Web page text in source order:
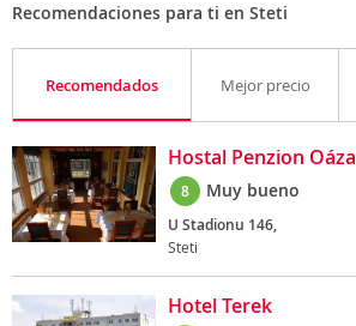
Recomendaciones para ti en Steti
Recomendados Mejor precio
Hostal Penzion Oáza
8 Muy bueno
U Stadionu 146,
Steti
Hotel Terek